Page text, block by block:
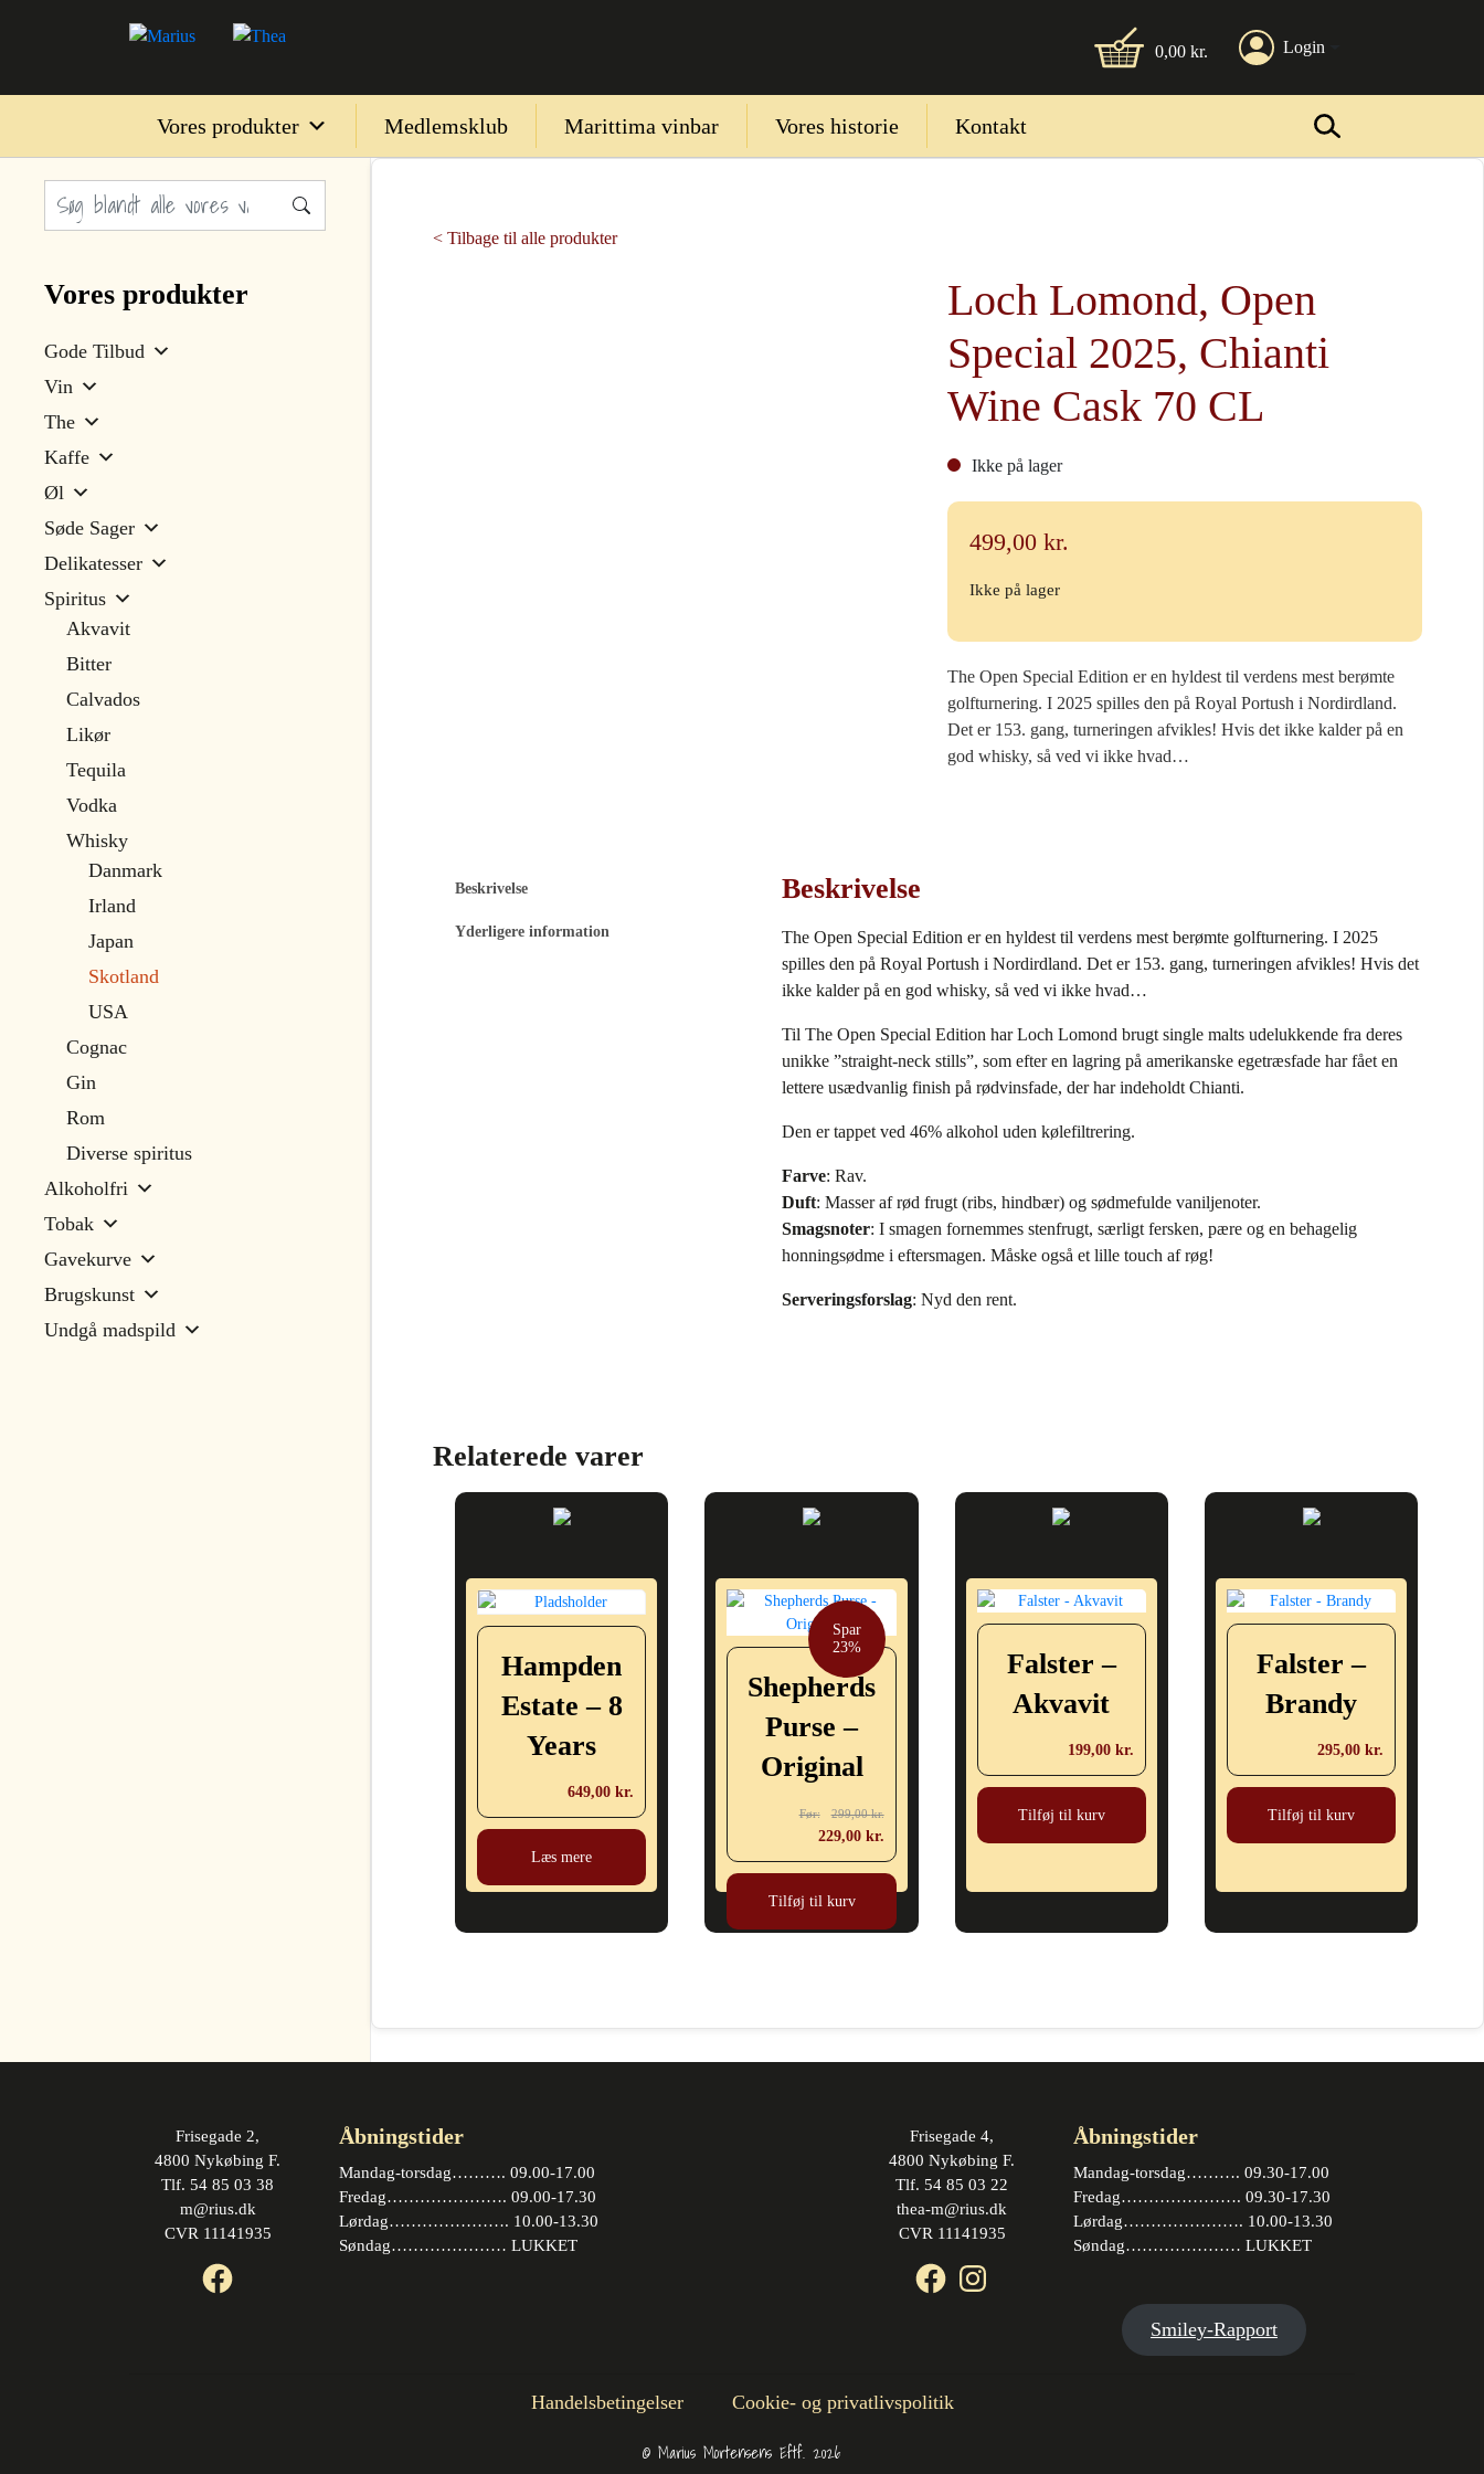
0,00kr. Login
Vores produkter Medlemsklub Marittima vinbar Vores historie Kontakt
Vores produkter
Gode Tilbud
Vin
The
Kaffe
Øl
Søde Sager
Delikatesser
Spiritus
Akvavit
Bitter
Calvados
Likør
Tequila
Vodka
Whisky
Danmark
Irland
Japan
Skotland
USA
Cognac
Gin
Rom
Diverse spiritus
Alkoholfri
Tobak
Gavekurve
Brugskunst
Undgå madspild
< Tilbage til alle produkter
Loch Lomond, Open
Special 2025, Chianti
Wine Cask 70 CL
Ikke på lager
499,00 kr.
Ikke på lager
The Open Special Edition er en hyldest til verdens mest berømte
golfturnering. I 2025 spilles den på Royal Portush i Nordirdland.
Det er 153. gang, turneringen afvikles! Hvis det ikke kalder på en
god whisky, så ved vi ikke hvad…
Beskrivelse
Yderligere information
Beskrivelse
The Open Special Edition er en hyldest til verdens mest berømte golfturnering. I 2025
spilles den på Royal Portush i Nordirdland. Det er 153. gang, turneringen afvikles! Hvis det
ikke kalder på en god whisky, så ved vi ikke hvad…
Til The Open Special Edition har Loch Lomond brugt single malts udelukkende fra deres
unikke ”straight-neck stills”, som efter en lagring på amerikanske egetræsfade har fået en
lettere usædvanlig finish på rødvinsfade, der har indeholdt Chianti.
Den er tappet ved 46% alkohol uden kølefiltrering.
Farve: Rav.
Duft: Masser af rød frugt (ribs, hindbær) og sødmefulde vaniljenoter.
Smagsnoter: I smagen fornemmes stenfrugt, særligt fersken, pære og en behagelig
honningsødme i eftersmagen. Måske også et lille touch af røg!
Serveringsforslag: Nyd den rent.
Relaterede varer
Hampden
Estate – 8
Years
649,00kr.
Læs mere
Spar
23%
Shepherds
Purse –
Original
299,00kr.Den
pris
var:
229,00 kr.
aktuelle
pris
229,00 kr..
Tilføj til kurv
Falster –
Akvavit
199,00kr.
Tilføj til kurv
Falster –
Brandy
295,00kr.
Tilføj til kurv
Frisegade 2,
4800 Nykøbing F.
Tlf. 54 85 03 38
m@rius.dk
CVR 11141935
Facebook
Åbningstider
Mandag-torsdag………. 09.00-17.00
Fredag…………………. 09.00-17.30
Lørdag…………………. 10.00-13.30
Søndag………………… LUKKET
Frisegade 4,
4800 Nykøbing F.
Tlf. 54 85 03 22
thea-m@rius.dk
CVR 11141935
Facebook
Instagram
Åbningstider
Mandag-torsdag………. 09.30-17.00
Fredag…………………. 09.30-17.30
Lørdag…………………. 10.00-13.30
Søndag………………… LUKKET
Smiley-Rapport
Handelsbetingelser Cookie- og privatlivspolitik
© Marius Mortensens Eftf. 2026